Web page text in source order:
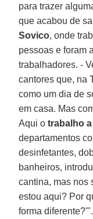
para trazer
que acabou de
Sovico, onde
pessoas e foram
trabalhadores. -
cantores que, na
como um dia de
em casa. Mas
Aqui otrabalho
departamentos
desinfetantes,
banheiros,
cantina, mas nos
estou aqui? Por
forma diferente?'".